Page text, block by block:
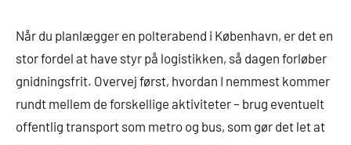
Når du planlægger en polterabend i København, er det en
stor fordel at have styr på logistikken, så dagen forløber
gnidningsfrit. Overvej først, hvordan I nemmest kommer
rundt mellem de forskellige aktiviteter – brug eventuelt
offentlig transport som metro og bus, som gør det let at